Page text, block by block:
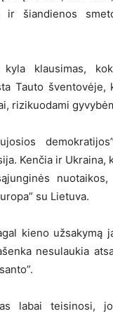
ir šiandienos
kyla klausimas,
Tauto šventovėje,
rizikuodami
Kenčia ir Ukraina,
su Lietuva.
kieno užsakymą
nesulaukia
labai teisinosi,